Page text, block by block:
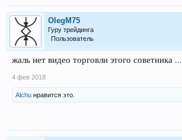
OlegM75
Гуру трейдинга
Пользователь
жаль нет видео торговли этого советника ...
4 фев 2018
Alchu нравится это.